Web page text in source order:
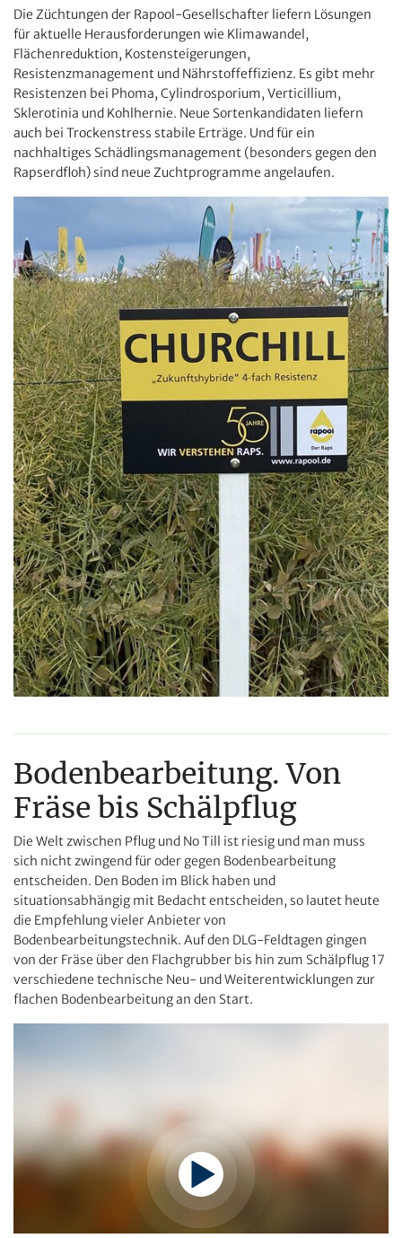
Die Züchtungen der Rapool-Gesellschafter liefern Lösungen
für aktuelle Herausforderungen wie Klimawandel,
Flächenreduktion, Kostensteigerungen,
Resistenzmanagement und Nährstoffeffizienz. Es gibt mehr
Resistenzen bei Phoma, Cylindrosporium, Verticillium,
Sklerotinia und Kohlhernie. Neue Sortenkandidaten liefern
auch bei Trockenstress stabile Erträge. Und für ein
nachhaltiges Schädlingsmanagement (besonders gegen den
Rapserdfloh) sind neue Zuchtprogramme angelaufen.
Bodenbearbeitung. Von
Fräse bis Schälpflug
Die Welt zwischen Pflug und No Till ist riesig und man muss
sich nicht zwingend für oder gegen Bodenbearbeitung
entscheiden. Den Boden im Blick haben und
situationsabhängig mit Bedacht entscheiden, so lautet heute
die Empfehlung vieler Anbieter von
Bodenbearbeitungstechnik. Auf den DLG-Feldtagen gingen
von der Fräse über den Flachgrubber bis hin zum Schälpflug 17
verschiedene technische Neu- und Weiterentwicklungen zur
flachen Bodenbearbeitung an den Start.